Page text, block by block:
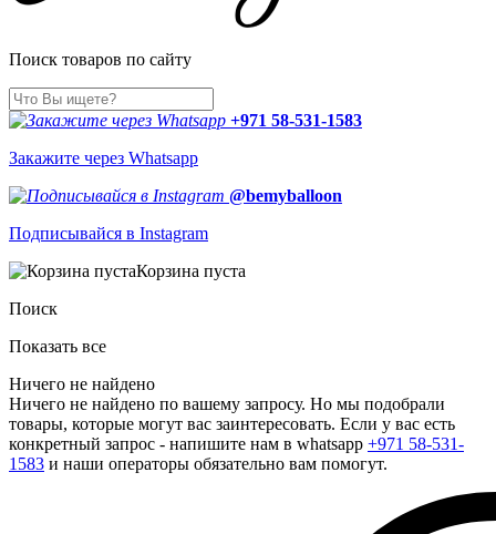
Поиск товаров по сайту
+971 58-531-1583
Закажите через Whatsapp
@bemyballoon
Подписывайся в Instagram
Корзина пуста
Поиск
Показать все
Ничего не найдено
Ничего не найдено по вашему запросу. Но мы подобрали
товары, которые могут вас заинтересовать. Если у вас есть
конкретный запрос - напишите нам в whatsapp +971 58-531-
1583 и наши операторы обязательно вам помогут.